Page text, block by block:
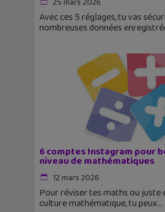
Avec ces 5 réglages, tu vas
nombreuses données
6 comptes Instagram pour
niveau de mathématiques
12 mars 2026
Pour réviser tes maths ou juste
culture mathématique, tu peux